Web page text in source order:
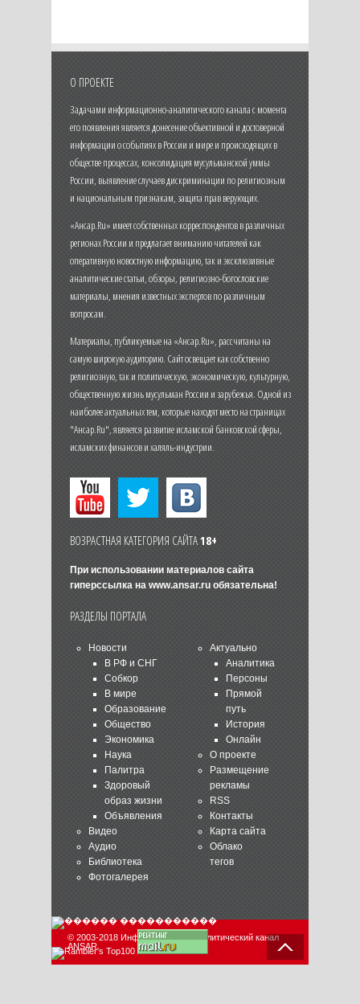
О ПРОЕКТЕ
Задачами информационно-аналитического канала с момента
его появления является донесение объективной и достоверной
информации о событиях в России и мире и происходящих в
обществе процессах, консолидация мусульманской уммы
России, выявление случаев дискриминации по религиозным
и национальным признакам, защита прав верующих.
«Ансар.Ru» имеет собственных корреспондентов в различных
регионах России и предлагает вниманию читателей как
оперативную новостную информацию, так и эксклюзивные
аналитические статьи, обзоры, религиозно-богословские
материалы, мнения известных экспертов по различным
вопросам.
Материалы, публикуемые на «Ансар.Ru», рассчитаны на
самую широкую аудиторию. Сайт освещает как собственно
религиозную, так и политическую, экономическую, культурную,
общественную жизнь мусульман России и зарубежья. Одной из
наиболее актуальных тем, которые находят место на страницах
"Ансар.Ru", является развитие исламской банковской сферы,
исламских финансов и халяль-индустрии.
ВОЗРАСТНАЯ КАТЕГОРИЯ САЙТА18+
При использовании материалов сайта
гиперссылка на www.ansar.ruобязательна!
РАЗДЕЛЫ ПОРТАЛА
Новости
В РФ и СНГ
Собкор
В мире
Образование
Общество
Экономика
Наука
Палитра
Здоровый
образ жизни
Объявления
Видео
Аудио
Библиотека
Фотогалерея
Актуально
Аналитика
Персоны
Прямой
путь
История
Онлайн
О проекте
Размещение
рекламы
RSS
Контакты
Карта сайта
Облако
тегов
© 2003-2018 Информационно-аналитический канал
ANSAR